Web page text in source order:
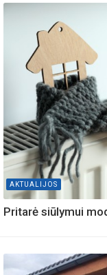
AKTUALIJOS
Pritarė siūlymui